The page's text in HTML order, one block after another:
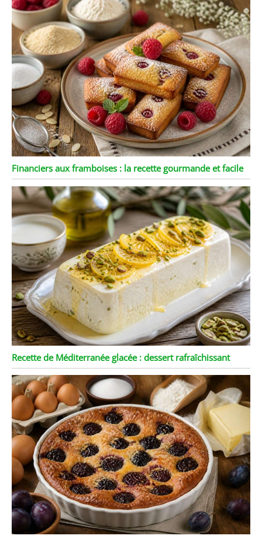
vaisselle en porcelaine a
subi un processus de
production complet et
n'aura pas d'odeur
particulière. S'il y a une
légère odeur de la boîte
lorsque l'emballage est
ouvert, vous pouvez
placer les produits au
soleil pendant dix à vingt
minutes. La porcelaine
de haute qualité
n'affectera pas Le goût de
la nourriture elle-même,
vous pouvez également
utiliser ses propres
caractéristiques pour
rendre la nourriture plus
délicieuse. MALACASA
vous souhaite un bon
appétit
Financiers aux framboises : la recette gourmande et facile
Recette de Méditerranée glacée : dessert rafraîchissant